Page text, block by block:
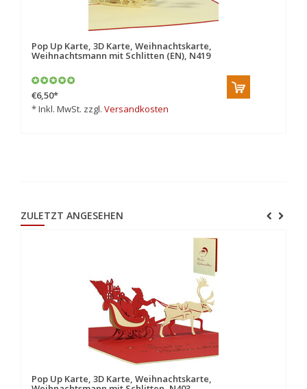
Pop Up Karte, 3D Karte, Weihnachtskarte,
Weihnachtsmann mit Schlitten (EN), N419
€6,50*
* Inkl. MwSt. zzgl. Versandkosten
ZULETZT ANGESEHEN
Pop Up Karte, 3D Karte, Weihnachtskarte,